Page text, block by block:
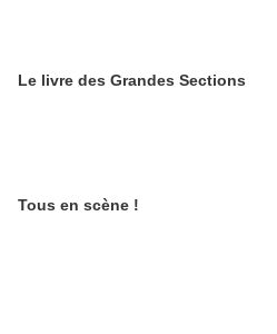
Le livre des Grandes Sections
Tous en scène !